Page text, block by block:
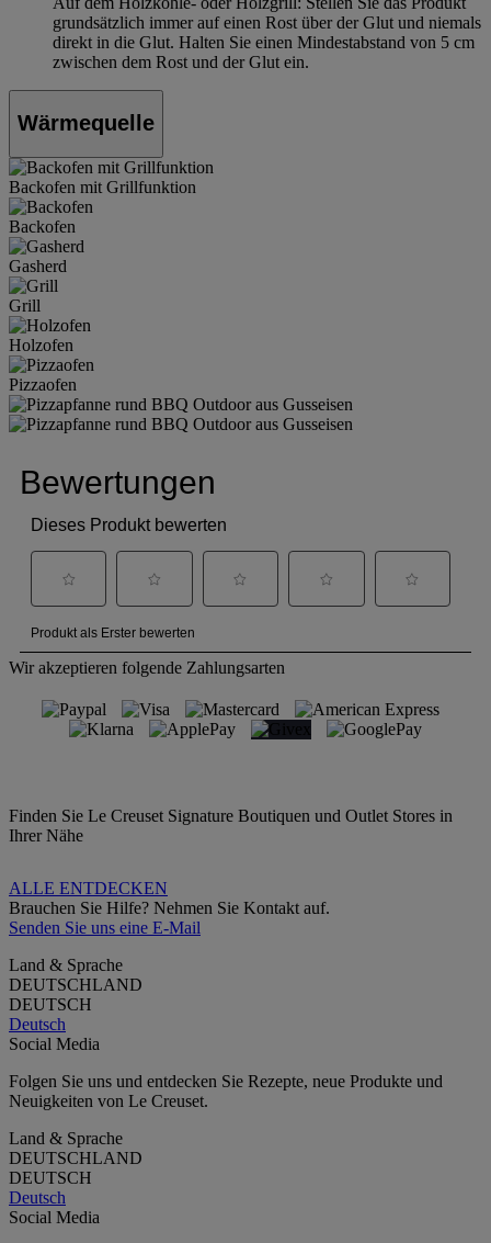
grundsätzlich immer auf einen Rost über der Glut und niemals
direkt in die Glut. Halten Sie einen Mindestabstand von 5 cm
zwischen dem Rost und der Glut ein.
Wärmequelle
Backofen mit Grillfunktion
Backofen
Gasherd
Grill
Holzofen
Pizzaofen
Wir akzeptieren folgende Zahlungsarten
Finden Sie Le Creuset Signature Boutiquen und Outlet Stores in
Ihrer Nähe
ALLE ENTDECKEN
Brauchen Sie Hilfe? Nehmen Sie Kontakt auf.
Senden Sie uns eine E-Mail
Land & Sprache
DEUTSCHLAND
DEUTSCH
Deutsch
Social Media
Folgen Sie uns und entdecken Sie Rezepte, neue Produkte und
Neuigkeiten von Le Creuset.
Land & Sprache
DEUTSCHLAND
DEUTSCH
Deutsch
Social Media